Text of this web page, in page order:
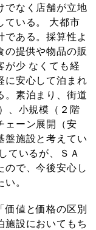
でなく店舗が立地
ている。 大都市
である。採算性よ
の提供や物品の販
が少 なくても経
に安心して泊まれ
。素泊まり、街道
、小規模（２階
ェーン展開（安
盤施設と考えてい
ているが、ＳＡ
ので、今後安心し
。
価値と価格の区別
施設においてもち